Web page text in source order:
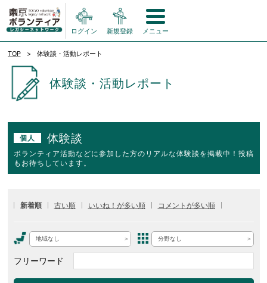
ログイン 新規登録 メニュー
TOP 体験談・活動レポート
体験談・活動レポート
個人 体験談
ボランティア活動などに参加した方のリアルな体験談を掲載中！投稿
もお待ちしています。
新着順 古い順 いいね！が多い順 コメントが多い順
地域なし 分野なし
フリーワード